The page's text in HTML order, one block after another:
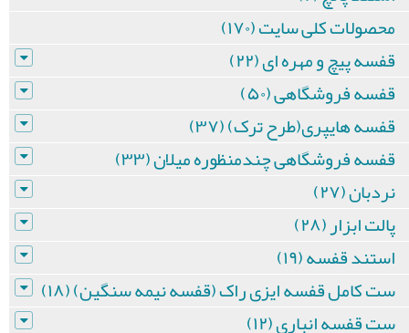
محصولات کلی سایت (۱۷۰)
قفسه پیچ و مهره ای (۲۲)
قفسه فروشگاهی (۵۰)
قفسه هایپری(طرح ترک) (۳۷)
قفسه فروشگاهی چندمنظوره میلان (۳۳)
نردبان (۲۷)
پالت ابزار (۲۸)
استند قفسه (۱۹)
ست کامل قفسه ایزی راک (قفسه نیمه سنگین) (۱۸)
ست قفسه انباری (۱۲)